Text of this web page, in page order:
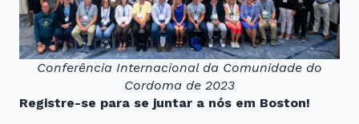
Conferência Internacional da Comunidade do
Cordoma de 2023
Registre-se para se juntar a nós em Boston!